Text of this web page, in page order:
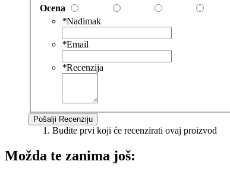
Ocena
*Nadimak
*Email
*Recenzija
Pošalji Recenziju
Budite prvi koji će recenzirati ovaj proizvod
Možda te zanima još: